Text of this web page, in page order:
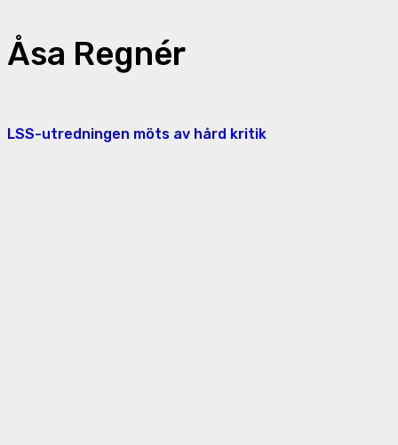
Åsa Regnér
LSS-utredningen möts av hård kritik